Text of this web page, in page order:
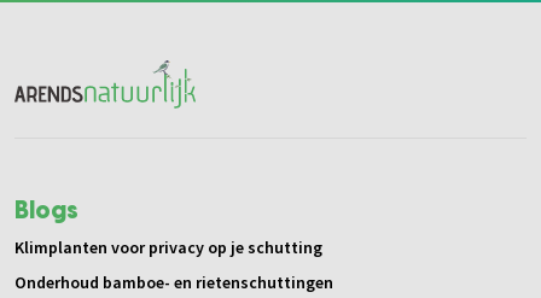
Blogs
Klimplanten voor privacy op je schutting
Onderhoud bamboe- en rietenschuttingen